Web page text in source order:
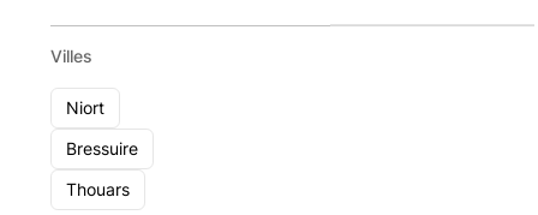
Villes
Niort
Bressuire
Thouars
nationale
11 - 49
Voir le
cabinet